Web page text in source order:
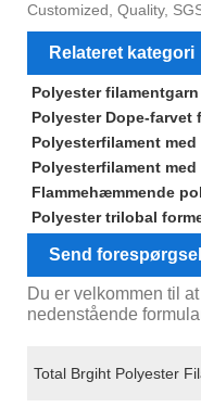
Customized, Quality,
Relateret kategori
Polyester filamentgarn
Polyester Dope-farvet
Polyesterfilament
Polyesterfilament
Flammehæmmende
Polyester trilobal
Send forespørgsel
Du er velkommen til
nedenstående